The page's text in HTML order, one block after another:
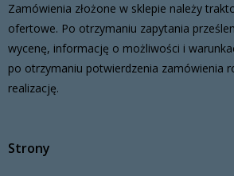
Zamówienia złożone w sklepie należy
ofertowe. Po otrzymaniu zapytania
wycenę, informację o możliwości i
po otrzymaniu potwierdzenia zamówienia
realizację.
Strony